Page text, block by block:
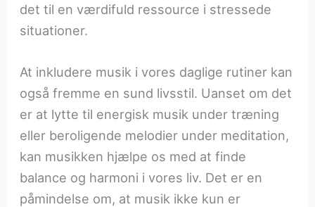
det til en værdifuld ressource i stressede
situationer.
At inkludere musik i vores daglige rutiner kan
også fremme en sund livsstil. Uanset om det
er at lytte til energisk musik under træning
eller beroligende melodier under meditation,
kan musikken hjælpe os med at finde
balance og harmoni i vores liv. Det er en
påmindelse om, at musik ikke kun er